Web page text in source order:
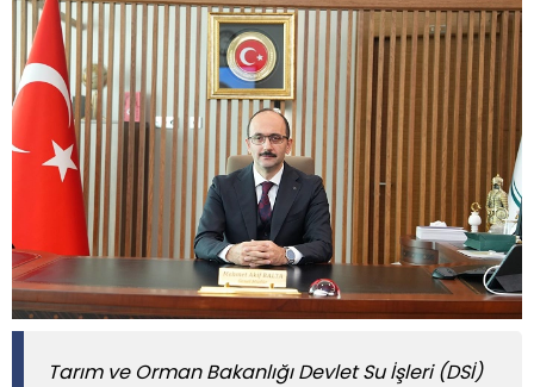
Tarım ve Orman Bakanlığı Devlet Su İşleri (DSİ)